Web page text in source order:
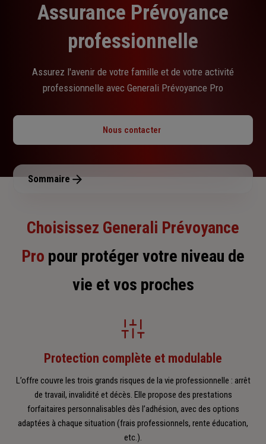
Assurance Prévoyance
professionnelle
Assurez l'avenir de votre famille et de votre activité
professionnelle avec Generali Prévoyance Pro
Nous contacter
Sommaire
Choisissez Generali Prévoyance
Pro pour protéger votre niveau de
vie et vos proches
Protection complète et modulable
L’offre couvre les trois grands risques de la vie professionnelle : arrêt
de travail, invalidité et décès. Elle propose des prestations
forfaitaires personnalisables dès l’adhésion, avec des options
adaptées à chaque situation (frais professionnels, rente éducation,
etc.).